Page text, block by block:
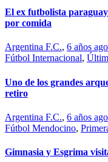
El ex futbolista
por comida
Argentina F.C., 6 años ago
Fútbol Internacional,
Uno de los grandes
retiro
Argentina F.C., 6 años ago
Fútbol Mendocino,
Gimnasia y Esgrima